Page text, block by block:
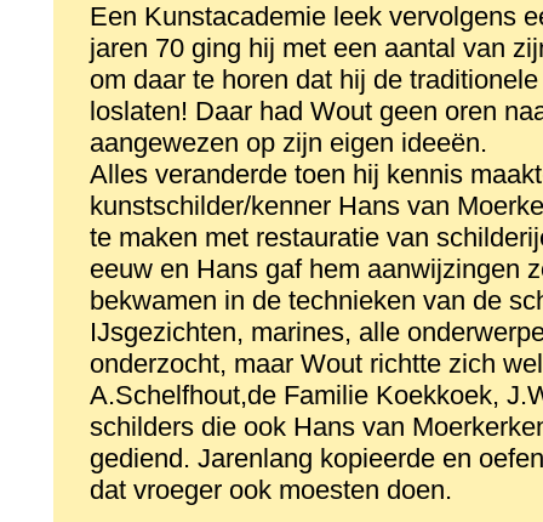
Een Kunstacademie leek vervolgens
jaren 70 ging hij met een aantal van
om daar te horen dat hij de
loslaten! Daar had Wout geen oren
aangewezen op zijn eigen ideeën.
Alles veranderde toen hij kennis
kunstschilder/kenner Hans van
te maken met restauratie van
eeuw en Hans gaf hem aanwijzingen
bekwamen in de technieken van de
IJsgezichten, marines, alle
onderzocht, maar Wout richtte zich
A.Schelfhout,de Familie Koekkoek,
schilders die ook Hans van
gediend. Jarenlang kopieerde en
dat vroeger ook moesten doen.